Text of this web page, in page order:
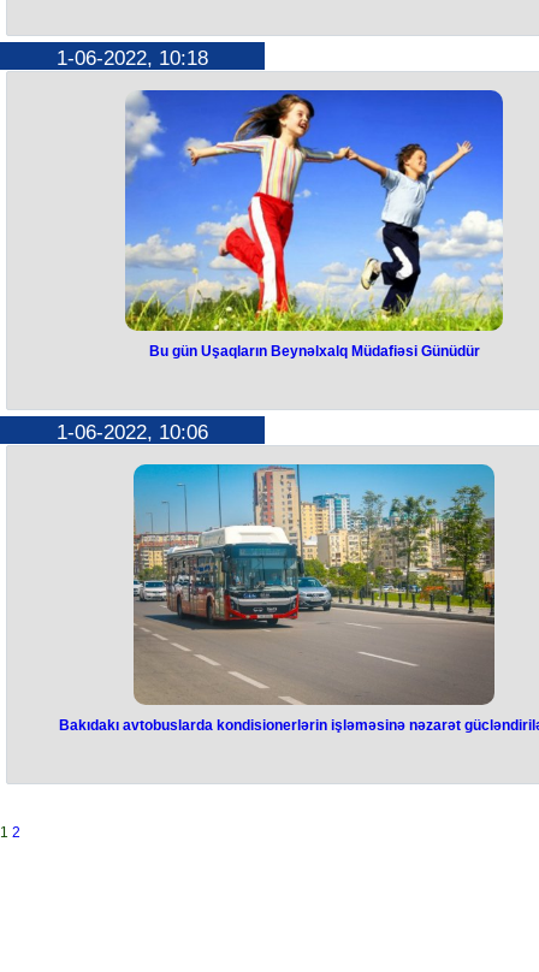
1-06-2022, 10:18
Bu gün Uşaqların Beynəlxalq Müdafiəsi Günüdür
1-06-2022, 10:06
Bakıdakı avtobuslarda kondisionerlərin işləməsinə nəzarət
1 2